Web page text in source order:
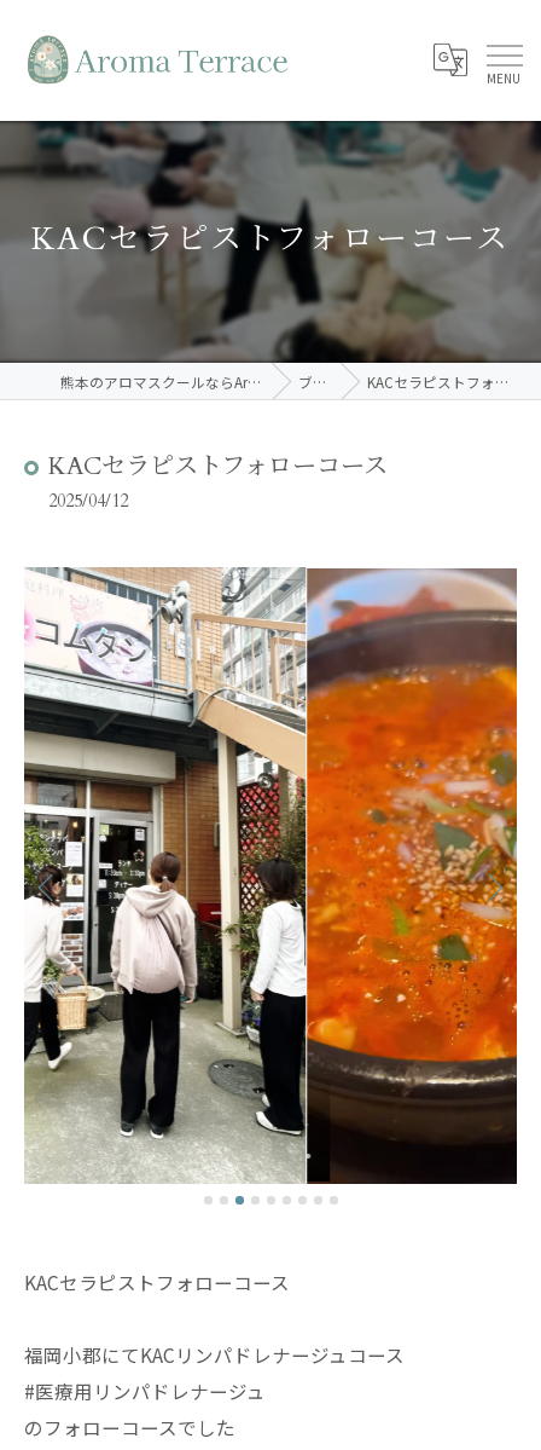
KACセラピストフォローコース
熊本のアロマスクールならAroma Terrace ブログ KACセラピストフォローコース
KACセラピストフォローコース
2025/04/12
KACセラピストフォローコース
福岡小郡にてKACリンパドレナージュコース
#医療用リンパドレナージュ
のフォローコースでした